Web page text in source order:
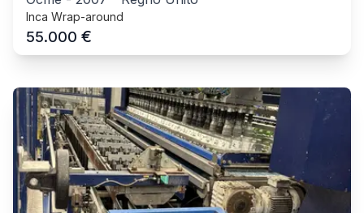
Inca Wrap-around
55.000 €